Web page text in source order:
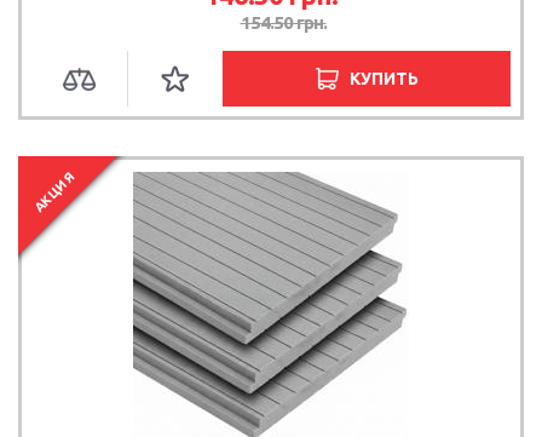
154.50 грн.
КУПИТЬ
АКЦИЯ